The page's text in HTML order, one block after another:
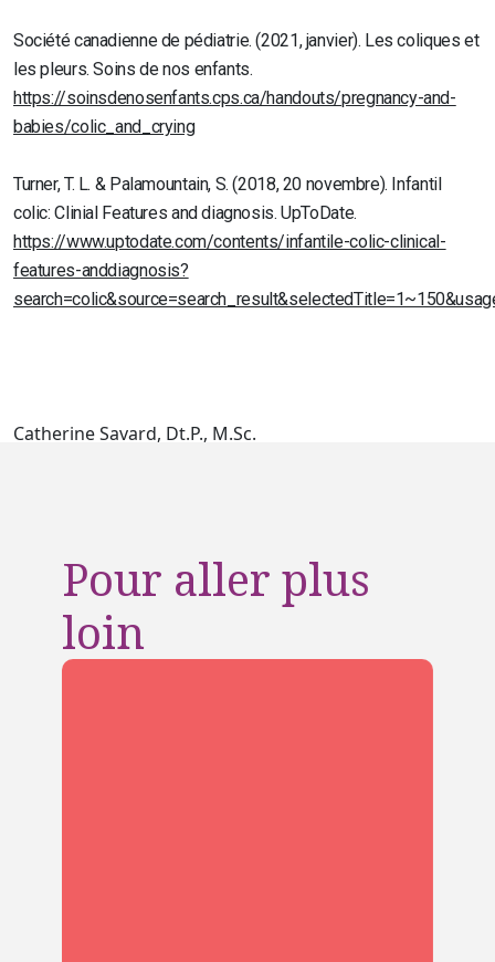
Société canadienne de pédiatrie. (2021, janvier). Les coliques et
les pleurs. Soins de nos enfants.
https://soinsdenosenfants.cps.ca/handouts/pregnancy-and-
babies/colic_and_crying
Turner, T. L. & Palamountain, S. (2018, 20 novembre). Infantil
colic: Clinial Features and diagnosis. UpToDate.
https://www.uptodate.com/contents/infantile-colic-clinical-
features-anddiagnosis?
Catherine Savard, Dt.P., M.Sc.
Pour aller plus
loin